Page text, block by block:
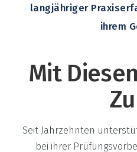
langjähriger
ihrem
Mit
Seit Jahrzehnten
bei ihrer